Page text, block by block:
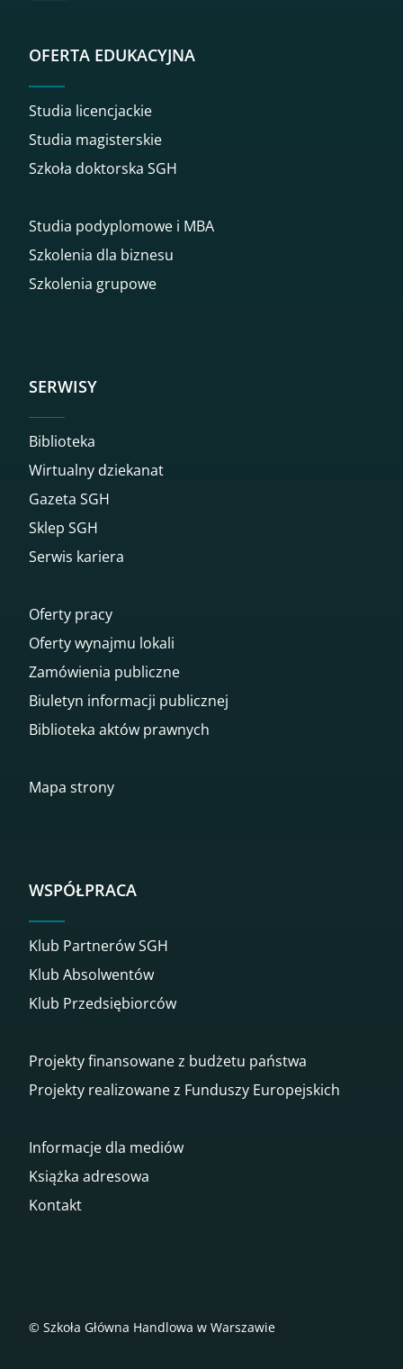
OFERTA EDUKACYJNA
Studia licencjackie
Studia magisterskie
Szkoła doktorska SGH
Studia podyplomowe i MBA
Szkolenia dla biznesu
Szkolenia grupowe
SERWISY
Biblioteka
Wirtualny dziekanat
Gazeta SGH
Sklep SGH
Serwis kariera
Oferty pracy
Oferty wynajmu lokali
Zamówienia publiczne
Biuletyn informacji publicznej
Biblioteka aktów prawnych
Mapa strony
WSPÓŁPRACA
Klub Partnerów SGH
Klub Absolwentów
Klub Przedsiębiorców
Projekty finansowane z budżetu państwa
Projekty realizowane z Funduszy Europejskich
Informacje dla mediów
Książka adresowa
Kontakt
© Szkoła Główna Handlowa w Warszawie